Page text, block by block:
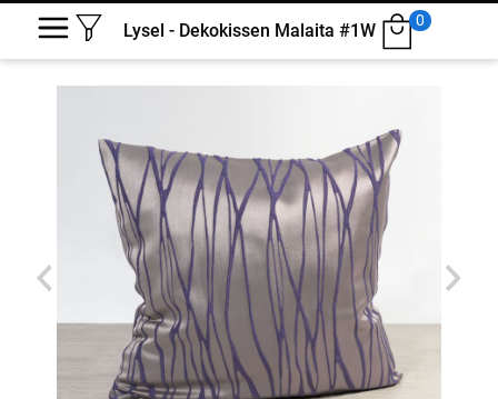
Lysel - Dekokissen Malaita #1W
0